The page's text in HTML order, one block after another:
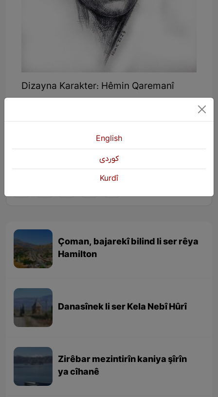
Dizayna Karakter: Hêmin Qaremanî
2188 Dîtin
Çoman, bajarekî bilind li ser rêya
Hamilton
Danasînek li ser Kela Nebî Hûrî
Zirêbar mezintirîn kaniya şîrîn
ya cîhanê
English
كوردی
Kurdî